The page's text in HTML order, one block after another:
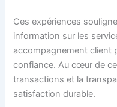
Ces expériences
information sur les
accompagnement client
confiance. Au cœur de
transactions et la
satisfaction durable.